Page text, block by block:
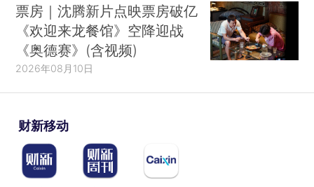
票房｜沈腾新片点映票房破亿
《欢迎来龙餐馆》空降迎战
《奥德赛》(含视频)
2026年08月10日
财新移动